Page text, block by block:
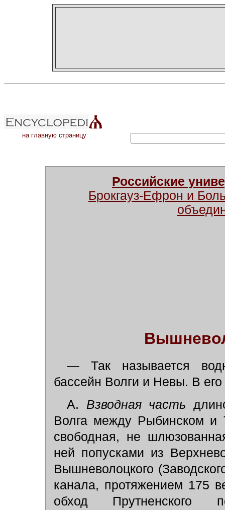
на главную страницу
Российские
Брокгауз-Ефрон и
— Так называется
бассейн Волги и Невы. В
А. Взводная часть
Волга между Рыбинском и
свободная, не
ней попусками из
Вышневолоцкого
канала, протяжением 175
обход Прутненского